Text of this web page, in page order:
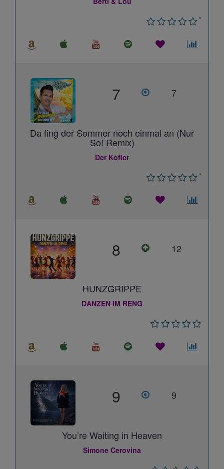
*
7 7
Da fing der Sommer noch einmal an (Nur
So! Remix)
Der Kofler
*
8 12
HUNZGRIPPE
DANZEN IM RENG
9 9
You’re Waiting in Heaven
Simone Cerovina